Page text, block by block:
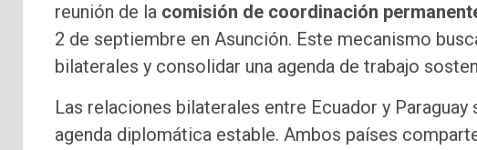
reunión de la comisión de coordinación
2 de septiembre en Asunción. Este mecanismo
bilaterales y consolidar una agenda de trabajo
Las relaciones bilaterales entre Ecuador y
agenda diplomática estable. Ambos países